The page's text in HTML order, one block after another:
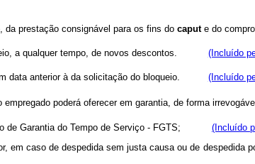
prestação consignável para os fins do capute do
a qualquer tempo, de novos descontos. (Incluído
data anterior à da solicitação do bloqueio. (Incluído
o empregado poderá oferecer em garantia, de forma
de Garantia do Tempo de Serviço - FGTS; (Incluído
em caso de despedida sem justa causa ou de despedida